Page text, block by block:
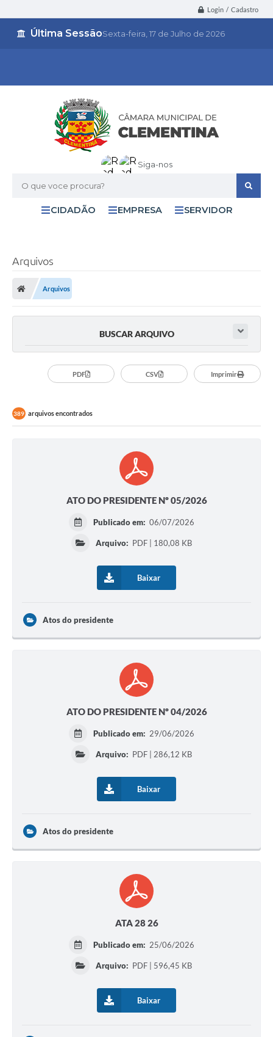
Login / Cadastro
Última SessãoSexta-feira 17 de Julho de 2026
Siga-nos
O que voce procura?
CIDADÃO EMPRESA SERVIDOR
Arquivos
Arquivos
BUSCAR ARQUIVO
PDF CSV Imprimir
389 arquivos encontrados
ATO DO PRESIDENTE Nº 05/2026
Publicado em: 06/07/2026
Arquivo: PDF | 180,08 KB
Baixar
Atos do presidente
ATO DO PRESIDENTE Nº 04/2026
Publicado em: 29/06/2026
Arquivo: PDF | 286,12 KB
Baixar
Atos do presidente
ATA 28 26
Publicado em: 25/06/2026
Arquivo: PDF | 596,45 KB
Baixar